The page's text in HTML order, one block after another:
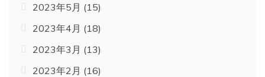
2023年5月 (15)
2023年4月 (18)
2023年3月 (13)
2023年2月 (16)